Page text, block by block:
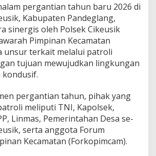
pergantian tahun baru 2026 di
Kabupaten Pandeglang,
sinergis oleh Polsek Cikeusik
Pimpinan Kecamatan
unsur terkait melalui patroli
tujuan mewujudkan lingkungan
kondusif.
pergantian tahun, pihak yang
meliputi TNI, Kapolsek,
Linmas, Pemerintahan Desa se-
serta anggota Forum
Kecamatan (Forkopimcam).